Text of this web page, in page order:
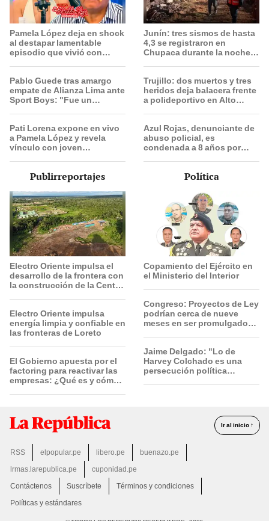
Pamela López deja en shock
al destapar lamentable
episodio que vivió con
Pablo Guede tras amargo
empate de Alianza Lima ante
Sport Boys: "Fue un
Pati Lorena expone en vivo
a Pamela López y revela
vínculo con joven
Junín: tres sismos de hasta
4,3 se registraron en
Chupaca durante la noche y
Trujillo: dos muertos y tres
heridos deja balacera frente
a polideportivo en Alto
Azul Rojas, denunciante de
abuso policial, es
condenada a 8 años por
Publirreportajes
Electro Oriente impulsa el
desarrollo de la frontera con
la construcción de la Central
Electro Oriente impulsa
energía limpia y confiable en
las fronteras de Loreto
El Gobierno apuesta por el
factoring para reactivar las
empresas: ¿Qué es y cómo
Política
Copamiento del Ejército en
el Ministerio del Interior
Congreso: Proyectos de Ley
podrían cerca de nueve
meses en ser promulgados
Jaime Delgado: "Lo de
Harvey Colchado es una
persecución política
Ir al inicio ↑
RSS elpopular.pe libero.pe
buenazo.pe
lrmas.larepublica.pe
cuponidad.pe
Contáctenos
Suscríbete
Términos y condiciones
Políticas y estándares